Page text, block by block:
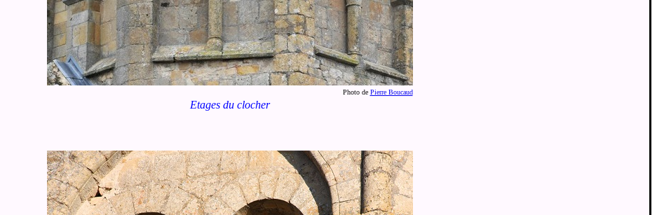
Photo de Pierre Boucaud
Etages du clocher